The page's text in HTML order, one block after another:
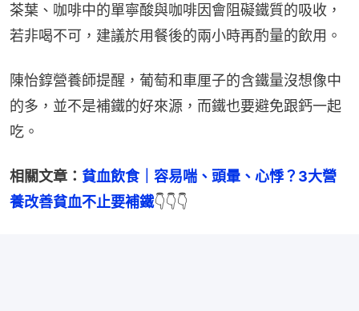
茶葉、咖啡中的單寧酸與咖啡因會阻礙鐵質的吸收，
若非喝不可，建議於用餐後的兩小時再酌量的飲用。
陳怡錞營養師提醒，葡萄和車厘子的含鐵量沒想像中
的多，並不是補鐵的好來源，而鐵也要避免跟鈣一起
吃。
相關文章： 貧血飲食｜容易喘、頭暈、心悸？3大營
養改善貧血不止要補鐵👇👇👇